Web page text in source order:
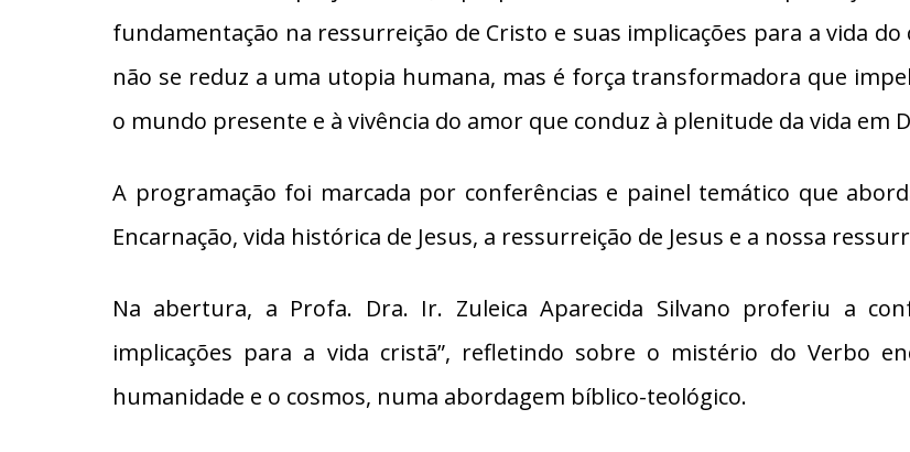
fundamentação na ressurreição de Cristo e suas implicações para a vida
não se reduz a uma utopia humana, mas é força transformadora que
o mundo presente e à vivência do amor que conduz à plenitude da vida em
A programação foi marcada por conferências e painel temático que
Encarnação, vida histórica de Jesus, a ressurreição de Jesus e a nossa
Na abertura, a Profa. Dra. Ir. Zuleica Aparecida Silvano proferiu a
implicações para a vida cristã”, refletindo sobre o mistério do Verbo
humanidade e o cosmos, numa abordagem bíblico-teológico.